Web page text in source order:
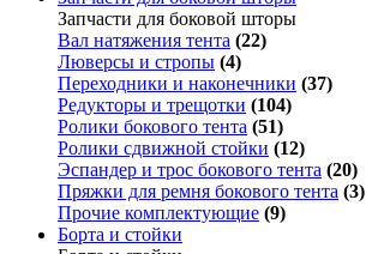
Запчасти для боковой шторы
Вал натяжения тента (22)
Люверсы и стропы (4)
Переходники и наконечники (37)
Редукторы и трещотки (104)
Ролики бокового тента (51)
Ролики сдвижной стойки (12)
Эспандер и трос бокового тента (20)
Пряжки для ремня бокового тента (3)
Прочие комплектующие (9)
Борта и стойки